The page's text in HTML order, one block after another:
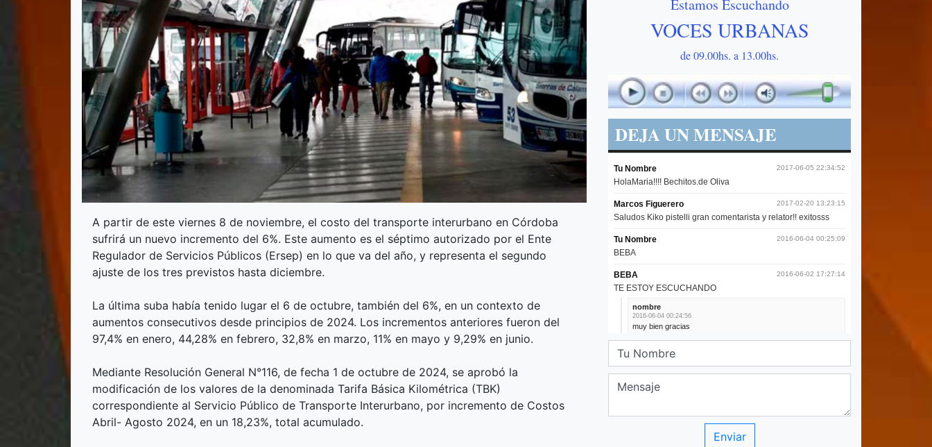
A partir de este viernes 8 de noviembre, el costo del transporte interurbano en Córdoba
sufrirá un nuevo incremento del 6%. Este aumento es el séptimo autorizado por el Ente
Regulador de Servicios Públicos (Ersep) en lo que va del año, y representa el segundo
ajuste de los tres previstos hasta diciembre.
La última suba había tenido lugar el 6 de octubre, también del 6%, en un contexto de
aumentos consecutivos desde principios de 2024. Los incrementos anteriores fueron del
97,4% en enero, 44,28% en febrero, 32,8% en marzo, 11% en mayo y 9,29% en junio.
Mediante Resolución General N°116, de fecha 1 de octubre de 2024, se aprobó la
modificación de los valores de la denominada Tarifa Básica Kilométrica (TBK)
correspondiente al Servicio Público de Transporte Interurbano, por incremento de Costos
Abril- Agosto 2024, en un 18,23%, total acumulado.
Estamos Escuchando
VOCES URBANAS
de 09.00hs. a 13.00hs.
DEJA UN MENSAJE